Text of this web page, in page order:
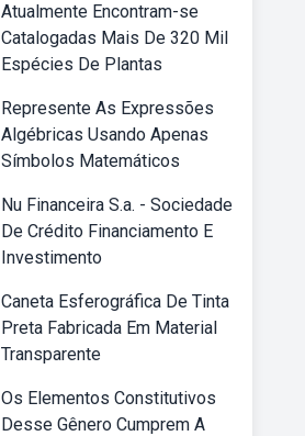
Atualmente Encontram-se
Catalogadas Mais De 320 Mil
Espécies De Plantas
Represente As Expressões
Algébricas Usando Apenas
Símbolos Matemáticos
Nu Financeira S.a. - Sociedade
De Crédito Financiamento E
Investimento
Caneta Esferográfica De Tinta
Preta Fabricada Em Material
Transparente
Os Elementos Constitutivos
Desse Gênero Cumprem A